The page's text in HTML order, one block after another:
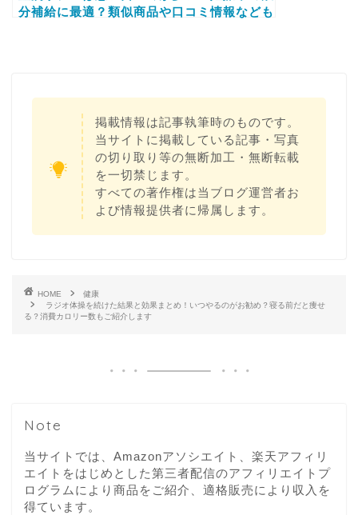
分補給に最適？類似商品や口コミ情報なども
掲載情報は記事執筆時のものです。
当サイトに掲載している記事・写真
の切り取り等の無断加工・無断転載
を一切禁じます。
すべての著作権は当ブログ運営者お
よび情報提供者に帰属します。
HOME
健康
ラジオ体操を続けた結果と効果まとめ！いつやるのがお勧め？寝る前だと痩せ
る？消費カロリー数もご紹介します
Note
当サイトでは、Amazonアソシエイト、楽天アフィリ
エイトをはじめとした第三者配信のアフィリエイトプ
ログラムにより商品をご紹介、適格販売により収入を
得ています。